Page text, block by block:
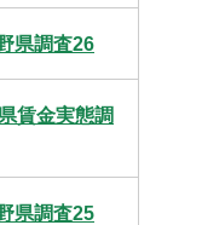
県調査26
賃金実態調
県調査25